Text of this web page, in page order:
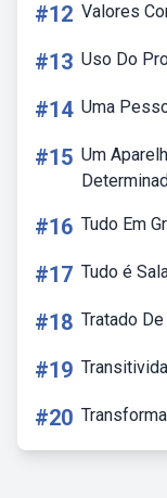
#12 Valores
#13 Uso Do
#14 Uma
#15 Um
#16 Tudo Em
#17 Tudo é
#18 Tratado
#19
#20